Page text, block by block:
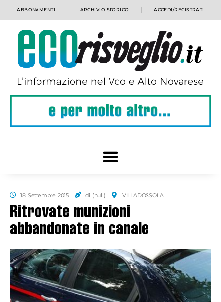
ABBONAMENTI ARCHIVIO STORICO ACCEDI/REGISTRATI
18 Settembre 2015 di (null) VILLADOSSOLA
Ritrovate munizioni
abbandonate in canale